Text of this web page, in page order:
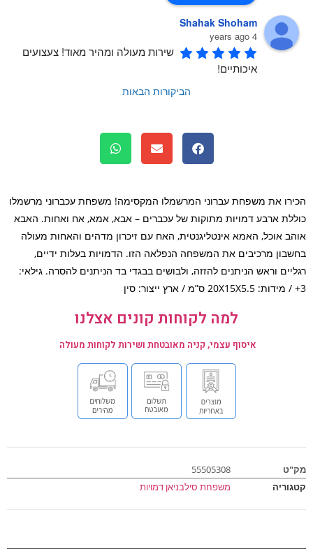
Shahak Shoham
4 years ago
שירות מעולה ומהיר מאוד! צעצועים
איכותיים!
הביקורות הבאות
את משפחת עברוני המרשמלו המקסימה! משפחת עכברוני מרשמלו
ארבע דמויות מתוקות של עכברים – אבא, אמא, אח ואחות. האבא
אוכל, האמא אינטליגנטית, האח עם זיכרון מדהים והאחות מעולה
מרכיבים את המשפחה הנפלאה הזו. הדמויות בעלות ידיים,
וראש הניתנים להזזה, ולבושים בבגדי בד הניתנים להסרה. גילאי:
למה לקוחות קונים אצלנו
איסוף עצמי, קניה מאובטחת ושירות לקוחות מעולה
55505308
משפחת סילבניאן דמויות